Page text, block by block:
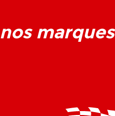
nos marques